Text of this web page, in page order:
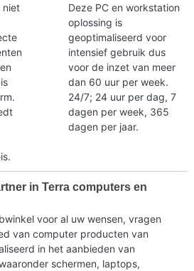
niet
Deze PC en workstation
oplossing is
geoptimaliseerd voor
intensief gebruik dus
voor de inzet van meer
dan 60 uur per week.
24/7; 24 uur per dag, 7
dagen per week, 365
dagen per jaar.
in Terra computers en
voor al uw wensen, vragen
van computer producten van
in het aanbieden van
schermen, laptops,